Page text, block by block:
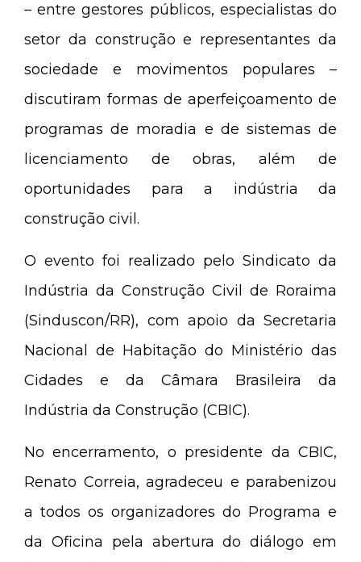
– entre gestores públicos, especialistas do
setor da construção e representantes da
sociedade e movimentos populares –
discutiram formas de aperfeiçoamento de
programas de moradia e de sistemas de
licenciamento de obras, além de
oportunidades para a indústria da
construção civil.
O evento foi realizado pelo Sindicato da
Indústria da Construção Civil de Roraima
(Sinduscon/RR), com apoio da Secretaria
Nacional de Habitação do Ministério das
Cidades e da Câmara Brasileira da
Indústria da Construção (CBIC).
No encerramento, o presidente da CBIC,
Renato Correia, agradeceu e parabenizou
a todos os organizadores do Programa e
da Oficina pela abertura do diálogo em